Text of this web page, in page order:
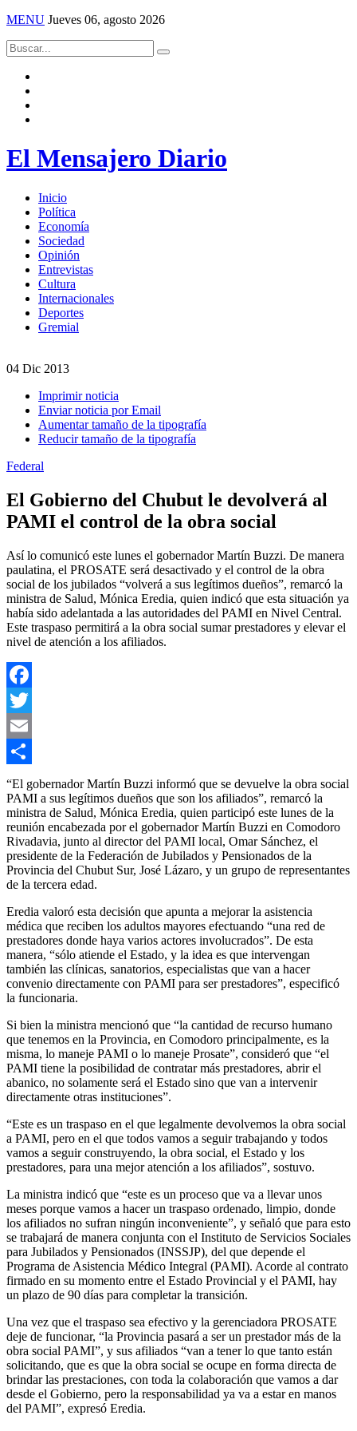
MENU Jueves 06, agosto 2026
El Mensajero Diario
Inicio
Política
Economía
Sociedad
Opinión
Entrevistas
Cultura
Internacionales
Deportes
Gremial
04 Dic 2013
Imprimir noticia
Enviar noticia por Email
Aumentar tamaño de la tipografía
Reducir tamaño de la tipografía
Federal
El Gobierno del Chubut le devolverá al
PAMI el control de la obra social
Así lo comunicó este lunes el gobernador Martín Buzzi. De manera
paulatina, el PROSATE será desactivado y el control de la obra
social de los jubilados “volverá a sus legítimos dueños”, remarcó la
ministra de Salud, Mónica Eredia, quien indicó que esta situación ya
había sido adelantada a las autoridades del PAMI en Nivel Central.
Este traspaso permitirá a la obra social sumar prestadores y elevar el
nivel de atención a los afiliados.
Facebook
Twitter
Email
Compartir
“El gobernador Martín Buzzi informó que se devuelve la obra social
PAMI a sus legítimos dueños que son los afiliados”, remarcó la
ministra de Salud, Mónica Eredia, quien participó este lunes de la
reunión encabezada por el gobernador Martín Buzzi en Comodoro
Rivadavia, junto al director del PAMI local, Omar Sánchez, el
presidente de la Federación de Jubilados y Pensionados de la
Provincia del Chubut Sur, José Lázaro, y un grupo de representantes
de la tercera edad.
Eredia valoró esta decisión que apunta a mejorar la asistencia
médica que reciben los adultos mayores efectuando “una red de
prestadores donde haya varios actores involucrados”. De esta
manera, “sólo atiende el Estado, y la idea es que intervengan
también las clínicas, sanatorios, especialistas que van a hacer
convenio directamente con PAMI para ser prestadores”, especificó
la funcionaria.
Si bien la ministra mencionó que “la cantidad de recurso humano
que tenemos en la Provincia, en Comodoro principalmente, es la
misma, lo maneje PAMI o lo maneje Prosate”, consideró que “el
PAMI tiene la posibilidad de contratar más prestadores, abrir el
abanico, no solamente será el Estado sino que van a intervenir
directamente otras instituciones”.
“Este es un traspaso en el que legalmente devolvemos la obra social
a PAMI, pero en el que todos vamos a seguir trabajando y todos
vamos a seguir construyendo, la obra social, el Estado y los
prestadores, para una mejor atención a los afiliados”, sostuvo.
La ministra indicó que “este es un proceso que va a llevar unos
meses porque vamos a hacer un traspaso ordenado, limpio, donde
los afiliados no sufran ningún inconveniente”, y señaló que para esto
se trabajará de manera conjunta con el Instituto de Servicios Sociales
para Jubilados y Pensionados (INSSJP), del que depende el
Programa de Asistencia Médico Integral (PAMI). Acorde al contrato
firmado en su momento entre el Estado Provincial y el PAMI, hay
un plazo de 90 días para completar la transición.
Una vez que el traspaso sea efectivo y la gerenciadora PROSATE
deje de funcionar, “la Provincia pasará a ser un prestador más de la
obra social PAMI”, y sus afiliados “van a tener lo que tanto están
solicitando, que es que la obra social se ocupe en forma directa de
brindar las prestaciones, con toda la colaboración que vamos a dar
desde el Gobierno, pero la responsabilidad ya va a estar en manos
del PAMI”, expresó Eredia.